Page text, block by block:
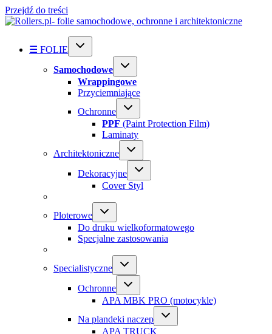
Przejdź do treści
☰ FOLIE
Samochodowe
Wrappingowe
Przyciemniające
Ochronne
PPF (Paint Protection Film)
Laminaty
Architektoniczne
Dekoracyjne
Cover Styl
Ploterowe
Do druku wielkoformatowego
Specjalne zastosowania
Specialistyczne
Ochronne
APA MBK PRO (motocykle)
Na plandeki naczep
APA TRUCK